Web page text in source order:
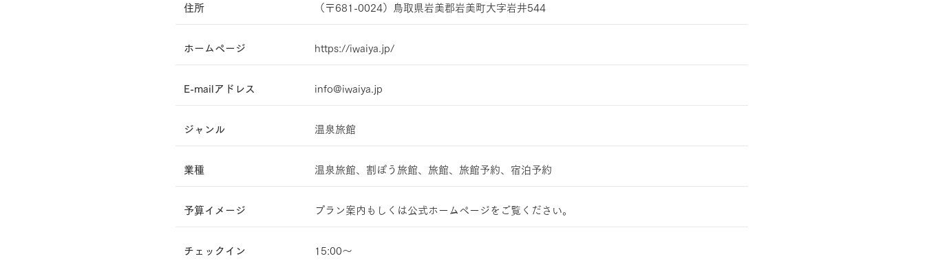
住所 （〒681-0024）鳥取県岩美郡岩美町大字岩井544
ホームページ https://iwaiya.jp/
E-mailアドレス info@iwaiya.jp
​ジャンル 温泉旅館
業種 温泉旅館、割ぽう旅館、旅館、旅館予約、宿泊予約
​予算イメージ ​プラン案内もしくは公式ホームページをご覧ください。
​チェックイン 15:00～